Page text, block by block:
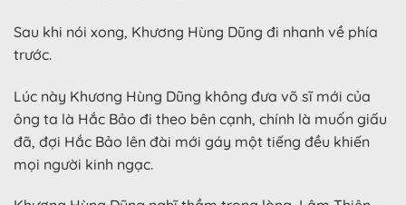
Sau khi nói xong, Khương Hùng Dũng đi nhanh về phía
trước.
Lúc này Khương Hùng Dũng không đưa võ sĩ mới của
ông ta là Hắc Bảo đi theo bên cạnh, chính là muốn giấu
đã, đợi Hắc Bảo lên đài mới gáy một tiếng đều khiến
mọi người kinh ngạc.